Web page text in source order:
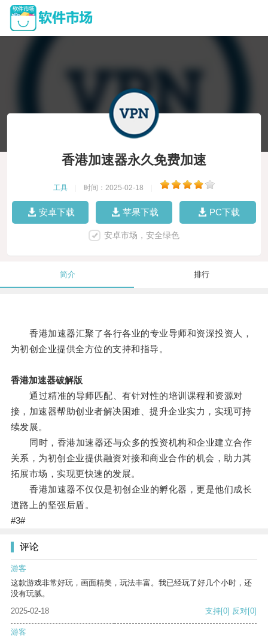
香港加速器永久免费加速
工具 时间：2025-02-18
安卓下载 苹果下载 PC下载
安卓市场，安全绿色
简介 排行
香港加速器汇聚了各行各业的专业导师和资深投资人，
为初创企业提供全方位的支持和指导。
香港加速器破解版
通过精准的导师匹配、有针对性的培训课程和资源对
接，加速器帮助创业者解决困难、提升企业实力，实现可持
续发展。
同时，香港加速器还与众多的投资机构和企业建立合作
关系，为初创企业提供融资对接和商业合作的机会，助力其
拓展市场，实现更快速的发展。
香港加速器不仅仅是初创企业的孵化器，更是他们成长
道路上的坚强后盾。
#3#
评论
游客
这款游戏非常好玩，画面精美，玩法丰富。我已经玩了好几个小时，还
没有玩腻。
2025-02-18
支持[0] 反对[0]
游客